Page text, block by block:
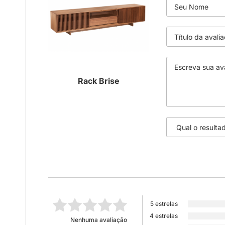
Rack Brise
Nenhuma avaliação
5 estrelas
4 estrelas